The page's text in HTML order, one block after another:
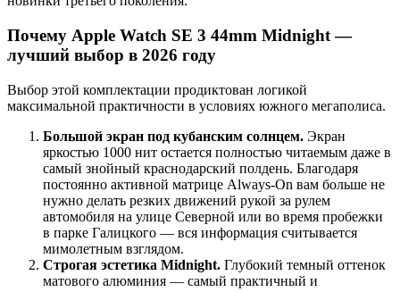
Почему Apple Watch SE 3 44mm Midnight —
лучший выбор в 2026 году
Выбор этой комплектации продиктован логикой
максимальной практичности в условиях южного мегаполиса.
Большой экран под кубанским солнцем. Экран
яркостью 1000 нит остается полностью читаемым даже в
самый знойный краснодарский полдень. Благодаря
постоянно активной матрице Always-On вам больше не
нужно делать резких движений рукой за рулем
автомобиля на улице Северной или во время пробежки
в парке Галицкого — вся информация считывается
мимолетным взглядом.
Строгая эстетика Midnight. Глубокий темный оттенок
матового алюминия — самый практичный и